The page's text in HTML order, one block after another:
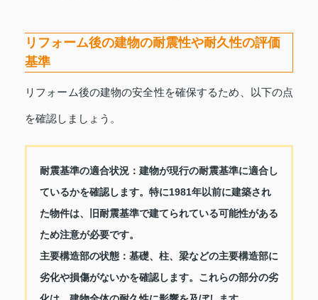
リフォーム後の建物の耐震性や耐久性の評価
基準
リフォーム後の建物の安全性を確保するため、以下の点
を確認しましょう。
耐震基準の適合状況： 建物が現行の耐震基準に適合し
ているかを確認します。特に1981年以前に建築され
た物件は、旧耐震基準で建てられている可能性がある
ため注意が必要です。
主要構造部の状態： 基礎、柱、梁などの主要構造部に
劣化や損傷がないかを確認します。これらの部分の劣